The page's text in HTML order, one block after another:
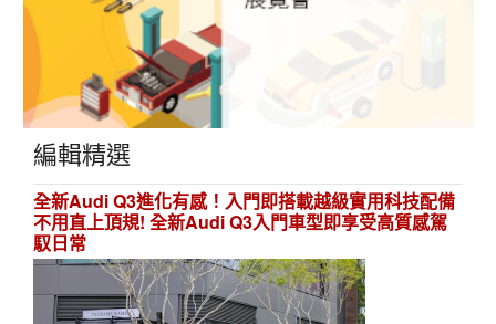
編輯精選
全新Audi Q3進化有感！入門即搭載越級實用科技配備
不用直上頂規! 全新Audi Q3入門車型即享受高質感駕
馭日常